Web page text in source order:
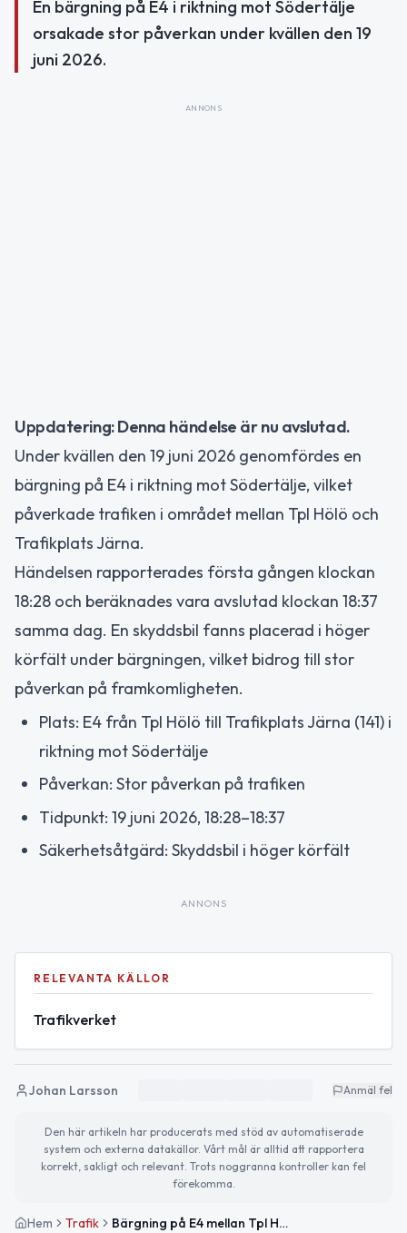
En bärgning på E4 i riktning mot Södertälje
orsakade stor påverkan under kvällen den 19
juni 2026.
ANNONS
Uppdatering: Denna händelse är nu avslutad.
Under kvällen den 19 juni 2026 genomfördes en
bärgning på E4 i riktning mot Södertälje, vilket
påverkade trafiken i området mellan Tpl Hölö och
Trafikplats Järna.
Händelsen rapporterades första gången klockan
18:28 och beräknades vara avslutad klockan 18:37
samma dag. En skyddsbil fanns placerad i höger
körfält under bärgningen, vilket bidrog till stor
påverkan på framkomligheten.
Plats: E4 från Tpl Hölö till Trafikplats Järna (141) i
riktning mot Södertälje
Påverkan: Stor påverkan på trafiken
Tidpunkt: 19 juni 2026, 18:28–18:37
Säkerhetsåtgärd: Skyddsbil i höger körfält
ANNONS
RELEVANTA KÄLLOR
Trafikverket
Johan Larsson Anmäl fel
Den här artikeln har producerats med stöd av automatiserade
system och externa datakällor. Vårt mål är alltid att rapportera
korrekt, sakligt och relevant. Trots noggranna kontroller kan fel
förekomma.
Hem Trafik Bärgning på E4 mellan Tpl Hölö och Trafikplats Järna påverkar trafiken